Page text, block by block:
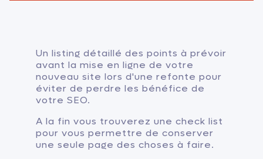
Un listing détaillé des points à prévoir
avant la mise en ligne de votre
nouveau site lors d'une refonte pour
éviter de perdre les bénéfice de
votre SEO.
A la fin vous trouverez une check list
pour vous permettre de conserver
une seule page des choses à faire.